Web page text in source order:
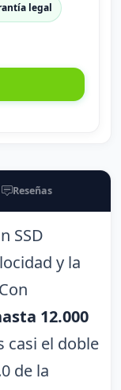
legal
Reseñas
SSD
y la
12.000
casi el doble
de la